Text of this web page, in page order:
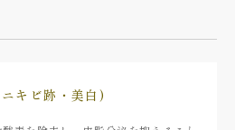
キビ跡・美白)